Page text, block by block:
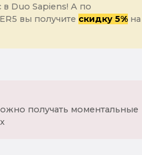
Duo Sapiens! А по
вы получите скидку 5%на
получать моментальные